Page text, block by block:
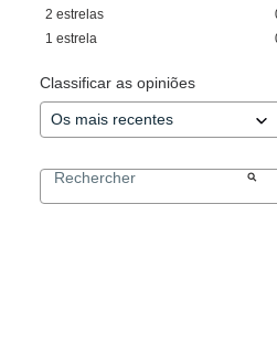
2 estrelas
1 estrela
Classificar as opiniões